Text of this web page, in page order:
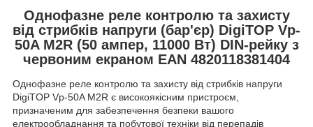
Однофазне реле контролю та захисту
від стрибків напруги (бар'єр) DigiTOP Vp-
50A M2R (50 ампер, 11000 Вт) DIN-рейку з
червоним екраном EAN 4820118381404
Однофазне реле контролю та захисту від стрибків напруги
DigiTOP Vp-50A M2R є високоякісним пристроєм,
призначеним для забезпечення безпеки вашого
електрообладнання та побутової техніки від перепадів